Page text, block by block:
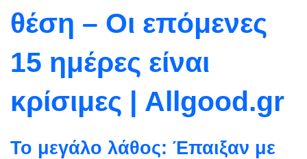
θέση – Οι επόμενες
15 ημέρες είναι
κρίσιμες | Allgood.gr
Το μεγάλο λάθος: Έπαιξαν με